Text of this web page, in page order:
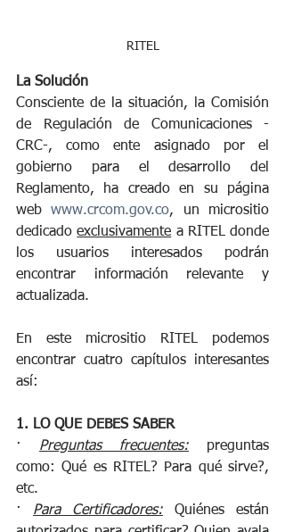
RITEL
La Solución
Consciente de la situación, la Comisión
de Regulación de Comunicaciones -
CRC-, como ente asignado por el
gobierno para el desarrollo del
Reglamento, ha creado en su página
web www.crcom.gov.co, un micrositio
dedicado exclusivamente a RITEL donde
los usuarios interesados podrán
encontrar información relevante y
actualizada.
En este micrositio RITEL podemos
encontrar cuatro capítulos interesantes
así:
1. LO QUE DEBES SABER
· Preguntas frecuentes: preguntas
como: Qué es RITEL? Para qué sirve?,
etc.
· Para Certificadores: Quiénes están